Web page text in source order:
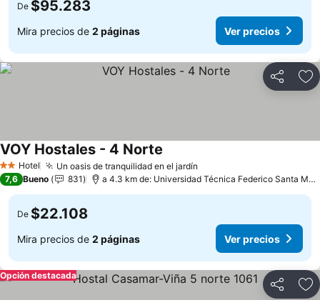
De $95.283
Mira precios de 2 páginas Ver precios
Compartir
2 Estrellas
Hotel Un oasis de tranquilidad en el jardín
VOY Hostales - 4 Norte
7,6 Bueno 831 a 4.3 km de: Universidad Técnica Federico Santa María
De $22.108
Mira precios de 2 páginas Ver precios
Compartir
Opción destacada